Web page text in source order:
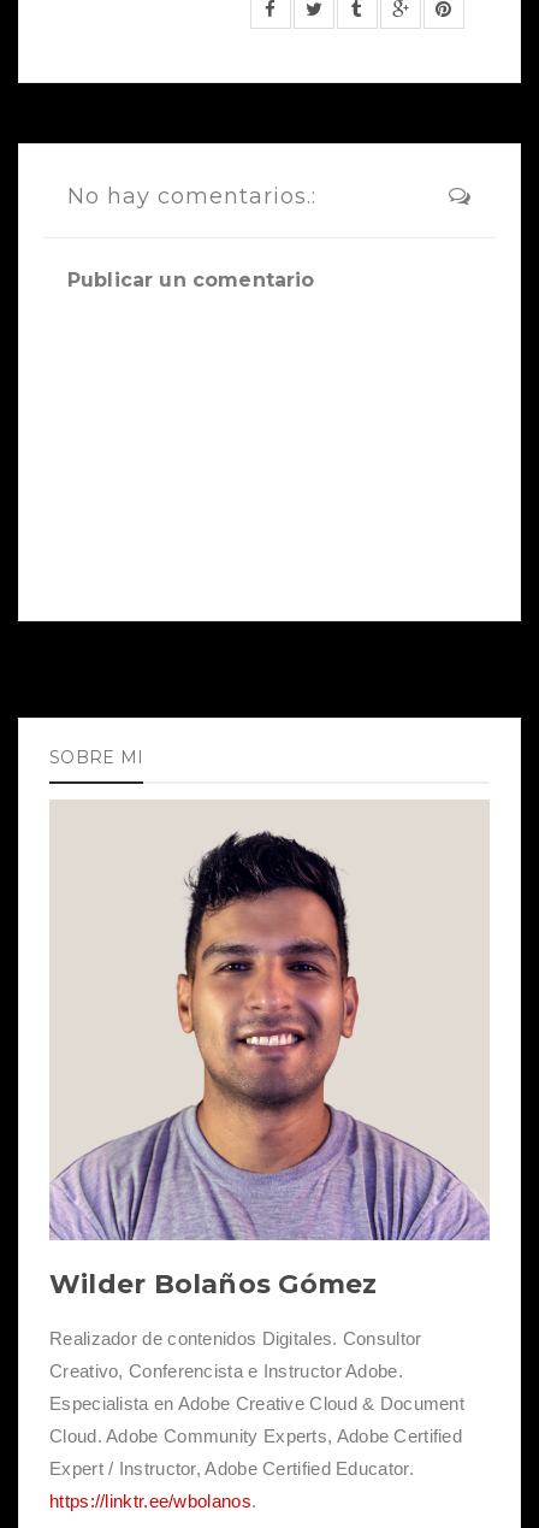
No hay comentarios.:
Publicar un comentario
SOBRE MI
Wilder Bolaños Gómez
Realizador de contenidos Digitales. Consultor
Creativo, Conferencista e Instructor Adobe.
Especialista en Adobe Creative Cloud & Document
Cloud. Adobe Community Experts, Adobe Certified
Expert / Instructor, Adobe Certified Educator.
https://linktr.ee/wbolanos.